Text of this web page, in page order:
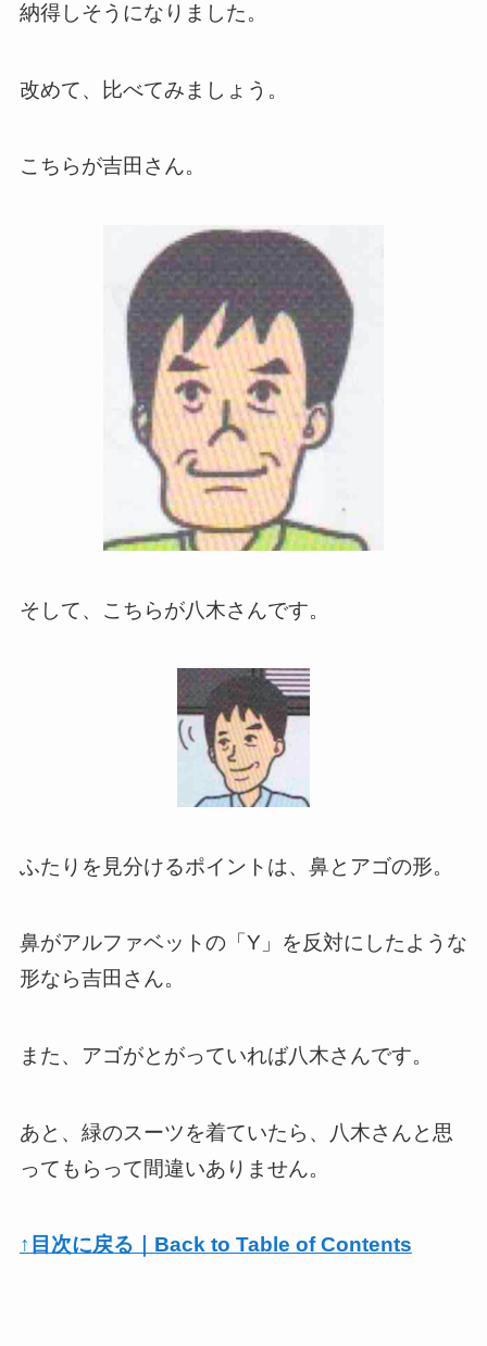
納得しそうになりました。
改めて、比べてみましょう。
こちらが吉田さん。
そして、こちらが八木さんです。
ふたりを見分けるポイントは、鼻とアゴの形。
鼻がアルファベットの「Y」を反対にしたような
形なら吉田さん。
また、アゴがとがっていれば八木さんです。
あと、緑のスーツを着ていたら、八木さんと思
ってもらって間違いありません。
↑目次に戻る｜Back to Table of Contents